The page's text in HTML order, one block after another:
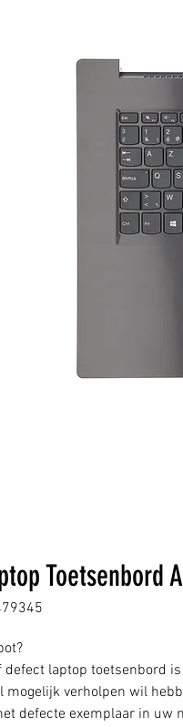
Toetsenbord
defect laptop toetsenbord
mogelijk verholpen wil
defecte exemplaar in uw